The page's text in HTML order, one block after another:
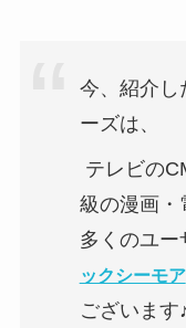
今、紹介し
ーズは、
テレビの
級の漫画・
多くのユー
ックシーモア
ございます